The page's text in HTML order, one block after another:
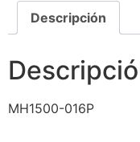
Descripción
MH1500-016P